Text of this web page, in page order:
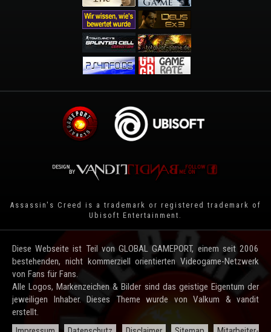
Assassin's Creed is a trademark or registered trademark of
Ubisoft Entertainment
Diese Webseite ist Teil von GLOBAL GAMEPORT, einem seit 2006
bestehenden, nicht kommerziell orientierten Videogame-Netzwerk
von Fans für Fans.
Alle Logos, Markenzeichen & Bilder sind das geistige Eigentum der
jeweiligen Inhaber. Dieses Theme wurde von Valkum & vandit
erstellt.